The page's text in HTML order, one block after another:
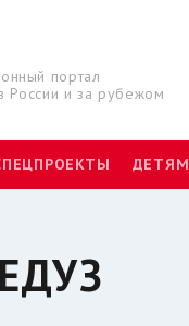
портал
России и за рубежом
ДЕТЯМ